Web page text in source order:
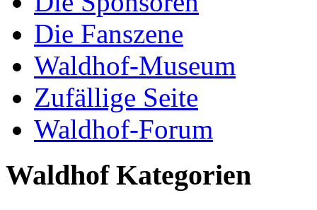
Die Fanszene
Waldhof-Museum
Zufällige Seite
Waldhof-Forum
Waldhof Kategorien